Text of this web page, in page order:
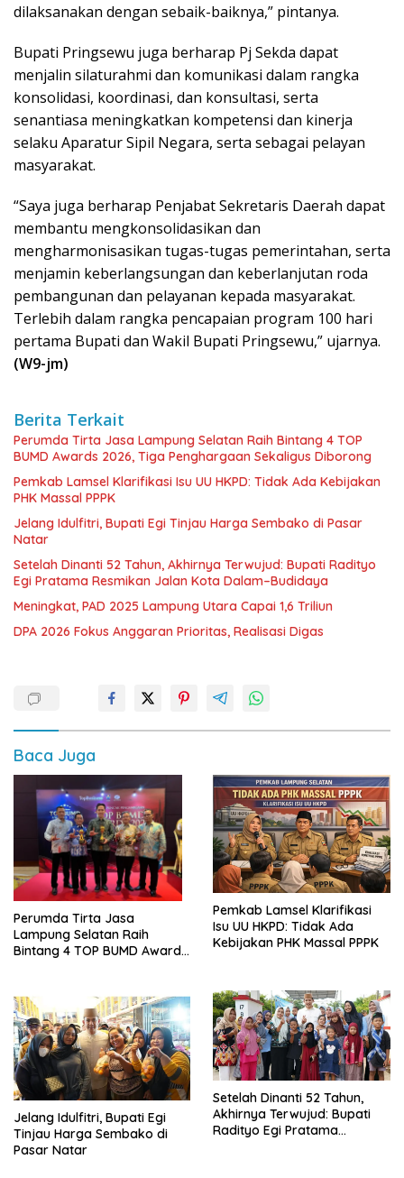
dilaksanakan dengan sebaik-baiknya,” pintanya.
Bupati Pringsewu juga berharap Pj Sekda dapat
menjalin silaturahmi dan komunikasi dalam rangka
konsolidasi, koordinasi, dan konsultasi, serta
senantiasa meningkatkan kompetensi dan kinerja
selaku Aparatur Sipil Negara, serta sebagai pelayan
masyarakat.
“Saya juga berharap Penjabat Sekretaris Daerah dapat
membantu mengkonsolidasikan dan
mengharmonisasikan tugas-tugas pemerintahan, serta
menjamin keberlangsungan dan keberlanjutan roda
pembangunan dan pelayanan kepada masyarakat.
Terlebih dalam rangka pencapaian program 100 hari
pertama Bupati dan Wakil Bupati Pringsewu,” ujarnya.
(W9-jm)
Berita Terkait
Perumda Tirta Jasa Lampung Selatan Raih Bintang 4 TOP
BUMD Awards 2026, Tiga Penghargaan Sekaligus Diborong
Pemkab Lamsel Klarifikasi Isu UU HKPD: Tidak Ada Kebijakan
PHK Massal PPPK
Jelang Idulfitri, Bupati Egi Tinjau Harga Sembako di Pasar
Natar
Setelah Dinanti 52 Tahun, Akhirnya Terwujud: Bupati Radityo
Egi Pratama Resmikan Jalan Kota Dalam–Budidaya
Meningkat, PAD 2025 Lampung Utara Capai 1,6 Triliun
DPA 2026 Fokus Anggaran Prioritas, Realisasi Digas
Baca Juga
Perumda Tirta Jasa
Lampung Selatan Raih
Bintang 4 TOP BUMD Awards
Pemkab Lamsel Klarifikasi
Isu UU HKPD: Tidak Ada
Kebijakan PHK Massal PPPK
Jelang Idulfitri, Bupati Egi
Tinjau Harga Sembako di
Pasar Natar
Setelah Dinanti 52 Tahun,
Akhirnya Terwujud: Bupati
Radityo Egi Pratama